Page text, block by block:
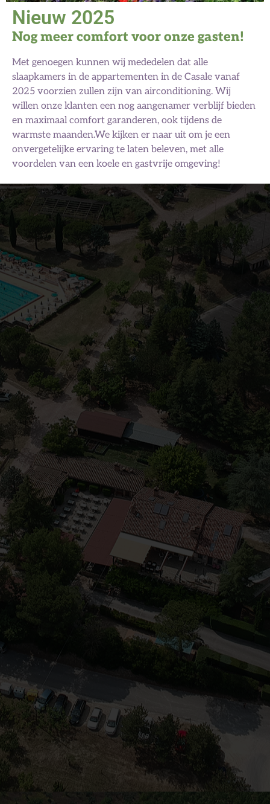
Nieuw 2025
Nog meer comfort voor onze gasten!
Met genoegen kunnen wij mededelen dat alle
slaapkamers in de appartementen in de Casale vanaf
2025 voorzien zullen zijn van airconditioning. Wij
willen onze klanten een nog aangenamer verblijf bieden
en maximaal comfort garanderen, ook tijdens de
warmste maanden.We kijken er naar uit om je een
onvergetelijke ervaring te laten beleven, met alle
voordelen van een koele en gastvrije omgeving!